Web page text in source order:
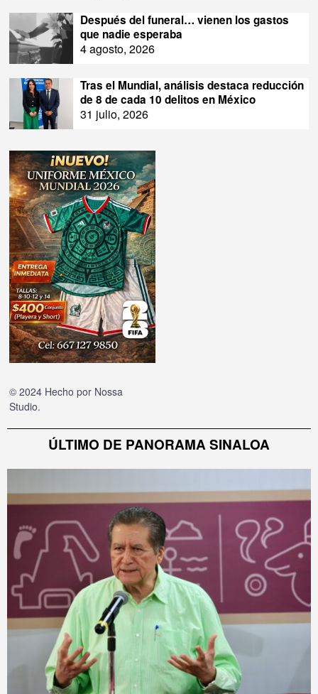
Después del funeral… vienen los gastos
que nadie esperaba
4 agosto, 2026
Tras el Mundial, análisis destaca reducción
de 8 de cada 10 delitos en México
31 julio, 2026
© 2024 Hecho por Nossa
Studio.
ÚLTIMO DE PANORAMA SINALOA